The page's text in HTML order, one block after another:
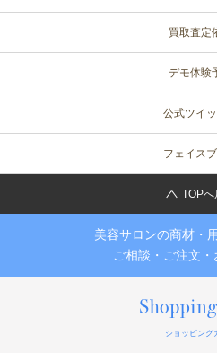
買取査定
デモ体験
公式ツイ
フェイス
TOPへ
美容サロンの商材・
ご相談・ご注文
ショッピング